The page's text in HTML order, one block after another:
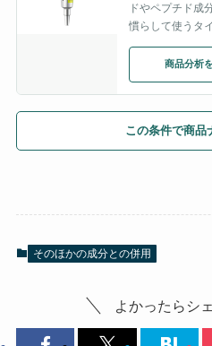
ドやペプチド成
慣らして使うタ
商品分析
この条件で商品
そのほかの成分との併用
よかったらシ